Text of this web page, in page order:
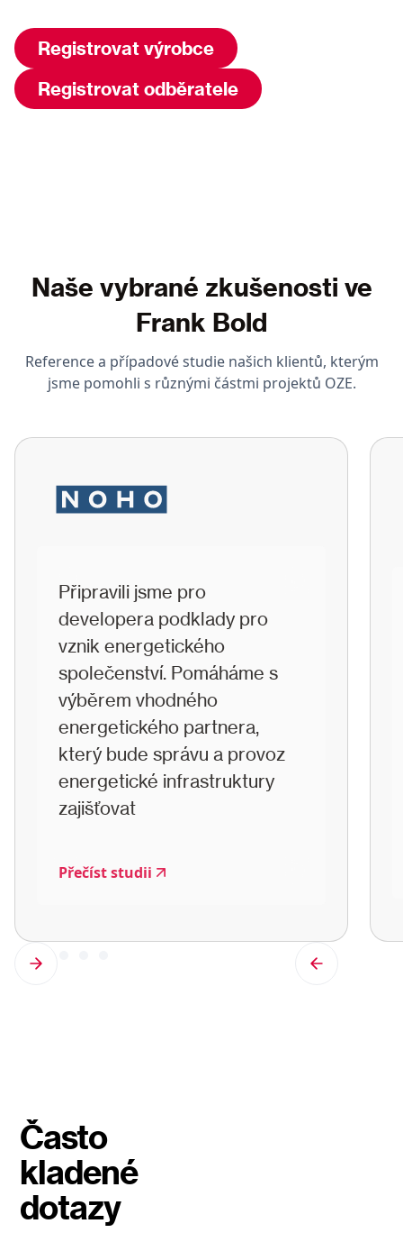
Registrovat výrobce
Registrovat odběratele
Naše vybrané zkušenosti ve
Frank Bold
Reference a případové studie našich klientů, kterým
jsme pomohli s různými částmi projektů OZE.
Připravili jsme pro
developera podklady pro
vznik energetického
společenství. Pomáháme s
výběrem vhodného
energetického partnera,
který bude správu a provoz
energetické infrastruktury
zajišťovat
Přečíst studii
Často
kladené
dotazy